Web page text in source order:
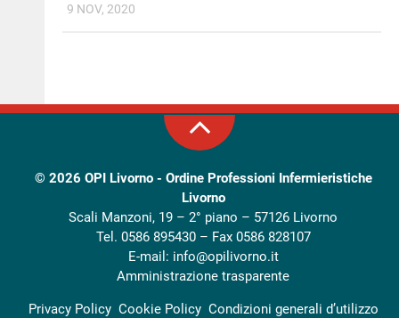
9 NOV, 2020
© 2026 OPI Livorno - Ordine Professioni Infermieristiche
Livorno
Scali Manzoni, 19 – 2° piano – 57126 Livorno
Tel. 0586 895430 – Fax 0586 828107
E-mail: info@opilivorno.it
Amministrazione trasparente
Privacy Policy Cookie Policy Condizioni generali d’utilizzo